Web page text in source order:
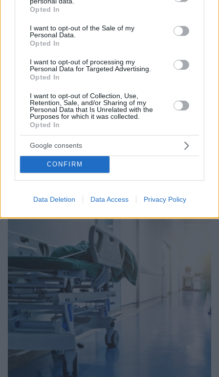
grant or deny consent to Google and its third-party tags to
use your data for below specified purposes in below Google
consent section.
Opted In
I want to opt-out of the Sale of my
Personal Data.
Opted In
I want to opt-out of processing my
Personal Data for Targeted Advertising.
Opted In
I want to opt-out of Collection, Use,
Retention, Sale, and/or Sharing of my
Personal Data that Is Unrelated with the
Purposes for which it was collected.
Opted In
Google consents
CONFIRM
Data Deletion Data Access Privacy Policy
δημιούργησε μοναδικές εικόνες στον ουρανό
Ο Σάια ΛαΜπεφ σε ρόλο... αρχαίας Ελληνίδας -
αποκαλυπτικό λευκό φόρεμα
Σχετικά Άρθρα
Ακολουθήστε τοprotothema.gr στο Google News
και μάθετε πρώτοι όλες τις ειδήσεις
και τον Κόσμο, τη στιγμή που συμβαίνουν, στο
Protothema.gr